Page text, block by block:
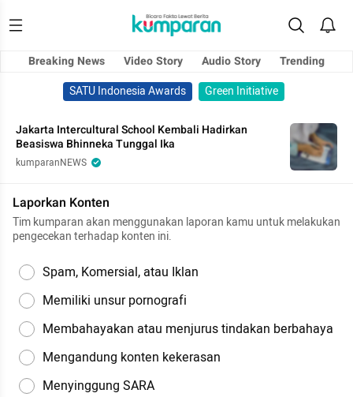
Breaking News Video Story Audio Story
Trending
SATU Indonesia Awards
Green Initiative
Jakarta Intercultural School Kembali Hadirkan
Beasiswa Bhinneka Tunggal Ika
kumparanNEWS
Laporkan Konten
Tim kumparan akan menggunakan laporan kamu untuk melakukan
pengecekan terhadap konten ini.
Spam, Komersial, atau Iklan
Memiliki unsur pornografi
Membahayakan atau menjurus tindakan berbahaya
Mengandung konten kekerasan
Menyinggung SARA